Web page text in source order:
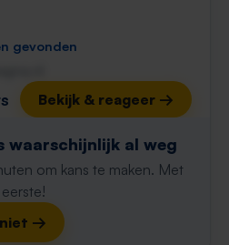
gevonden
Bekijk & reageer →
waarschijnlijk al weg
om kans te maken. Met
niet →